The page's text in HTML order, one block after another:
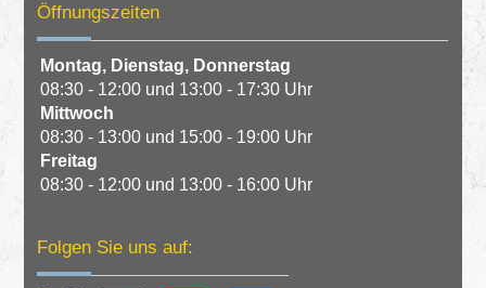
Öffnungszeiten
Montag, Dienstag, Donnerstag
08:30 - 12:00 und 13:00 - 17:30 Uhr
Mittwoch
08:30 - 13:00 und 15:00 - 19:00 Uhr
Freitag
08:30 - 12:00 und 13:00 - 16:00 Uhr
Folgen Sie uns auf: